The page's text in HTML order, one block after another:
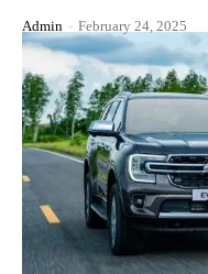
Admin - February 24, 2025